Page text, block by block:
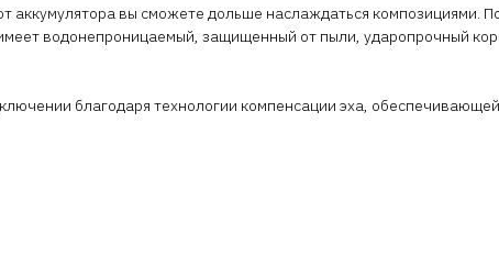
аккумулятора вы сможете дольше наслаждаться композициями.
водонепроницаемый, защищенный от пыли, ударопрочный
благодаря технологии компенсации эха,